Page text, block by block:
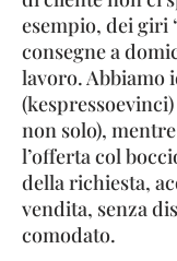
esempio, dei giri
consegne a
lavoro. Abbiamo
non solo),
l’offerta col
della richiesta,
vendita, senza
comodato.